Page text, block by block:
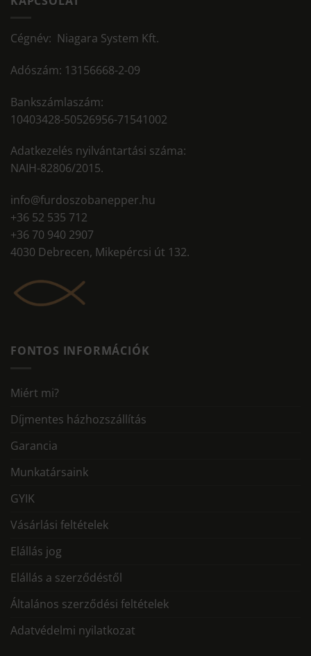
Cégnév: Niagara System Kft.
Adószám: 13156668-2-09
Bankszámlaszám:
10403428-50526956-71541002
Adatkezelés nyilvántartási száma:
NAIH-82806/2015.
info@furdoszobanepper.hu
+36 52 535 712
+36 70 940 2907
4030 Debrecen, Mikepércsi út 132.
FONTOS INFORMÁCIÓK
Miért mi?
Díjmentes házhozszállítás
Garancia
Munkatársaink
GYIK
Vásárlási feltételek
Elállás jog
Elállás a szerződéstől
Általános szerződési feltételek
Adatvédelmi nyilatkozat